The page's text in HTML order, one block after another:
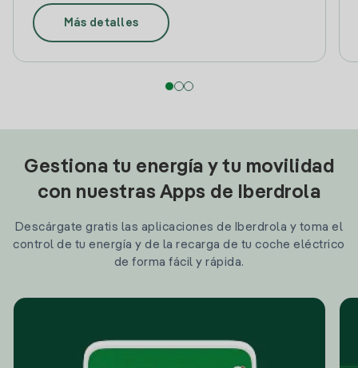
Más detalles
Gestiona tu energía y tu movilidad
con nuestras Apps de Iberdrola
Descárgate gratis las aplicaciones de Iberdrola y toma el
control de tu energía y de la recarga de tu coche eléctrico
de forma fácil y rápida.